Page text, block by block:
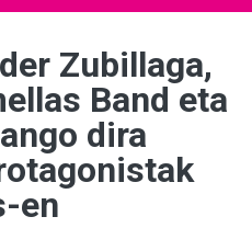
Zubillaga,
Band eta
dira
en